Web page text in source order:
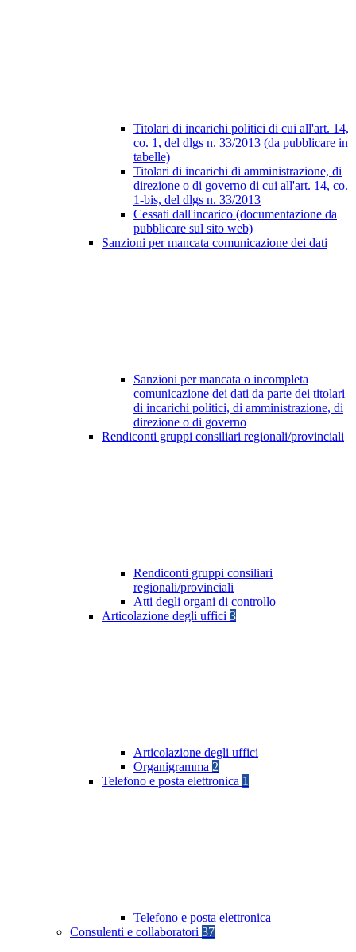
Titolari di incarichi politici di cui all'art. 14,
co. 1, del dlgs n. 33/2013 (da pubblicare in
tabelle)
Titolari di incarichi di amministrazione, di
direzione o di governo di cui all'art. 14, co.
1-bis, del dlgs n. 33/2013
Cessati dall'incarico (documentazione da
pubblicare sul sito web)
Sanzioni per mancata comunicazione dei dati
Sanzioni per mancata o incompleta
comunicazione dei dati da parte dei titolari
di incarichi politici, di amministrazione, di
direzione o di governo
Rendiconti gruppi consiliari regionali/provinciali
Rendiconti gruppi consiliari
regionali/provinciali
Atti degli organi di controllo
Articolazione degli uffici 3
Articolazione degli uffici
Organigramma 2
Telefono e posta elettronica 1
Telefono e posta elettronica
Consulenti e collaboratori 37